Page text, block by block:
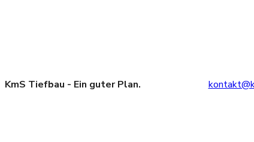
KmS Tiefbau - Ein guter Plan.